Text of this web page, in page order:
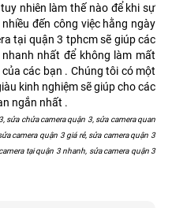
nhiên làm thế nào để khi sự
đến công việc hằng ngày
tại quận 3 tphcm sẽ giúp các
nhất để không làm mất
các bạn . Chúng tôi có một
kinh nghiệm sẽ giúp cho các
ngắn nhất .
sửa chửa camera quận 3, sửa camera quan
camera quận 3 giá rẻ, sửa camera quận 3
tại quận 3 nhanh, sửa camera quận 3